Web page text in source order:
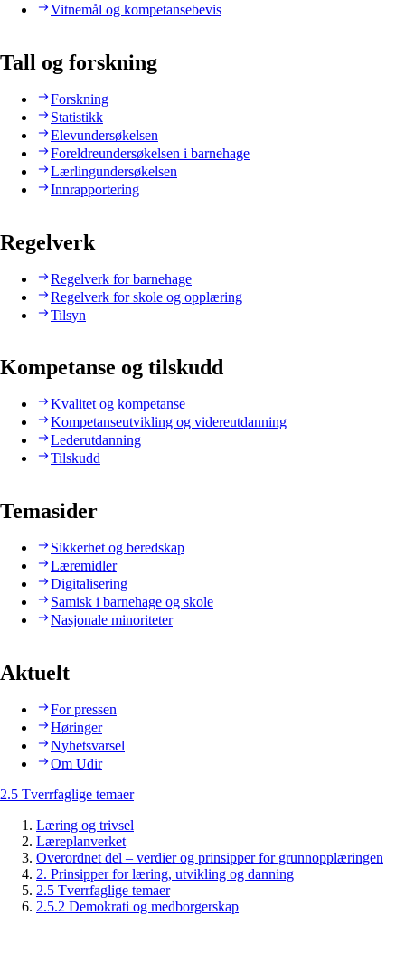
Vitnemål og kompetansebevis
Tall og forskning
Forskning
Statistikk
Elevundersøkelsen
Foreldreundersøkelsen i barnehage
Lærlingundersøkelsen
Innrapportering
Regelverk
Regelverk for barnehage
Regelverk for skole og opplæring
Tilsyn
Kompetanse og tilskudd
Kvalitet og kompetanse
Kompetanseutvikling og videreutdanning
Lederutdanning
Tilskudd
Temasider
Sikkerhet og beredskap
Læremidler
Digitalisering
Samisk i barnehage og skole
Nasjonale minoriteter
Aktuelt
For pressen
Høringer
Nyhetsvarsel
Om Udir
2.5 Tverrfaglige temaer
Læring og trivsel
Læreplanverket
Overordnet del – verdier og prinsipper for grunnopplæringen
2. Prinsipper for læring, utvikling og danning
2.5 Tverrfaglige temaer
2.5.2 Demokrati og medborgerskap